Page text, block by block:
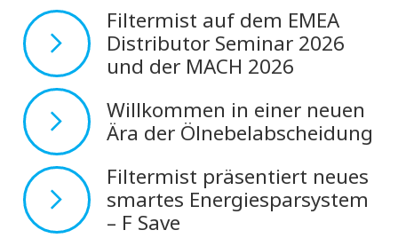
Filtermist auf dem EMEA
Distributor Seminar 2026
und der MACH 2026
Willkommen in einer neuen
Ära der Ölnebelabscheidung
Filtermist präsentiert neues
smartes Energiesparsystem
– F Save